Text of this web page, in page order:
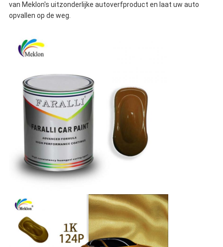
van Meklon's uitzonderlijke autoverfproduct en laat uw auto
opvallen op de weg.